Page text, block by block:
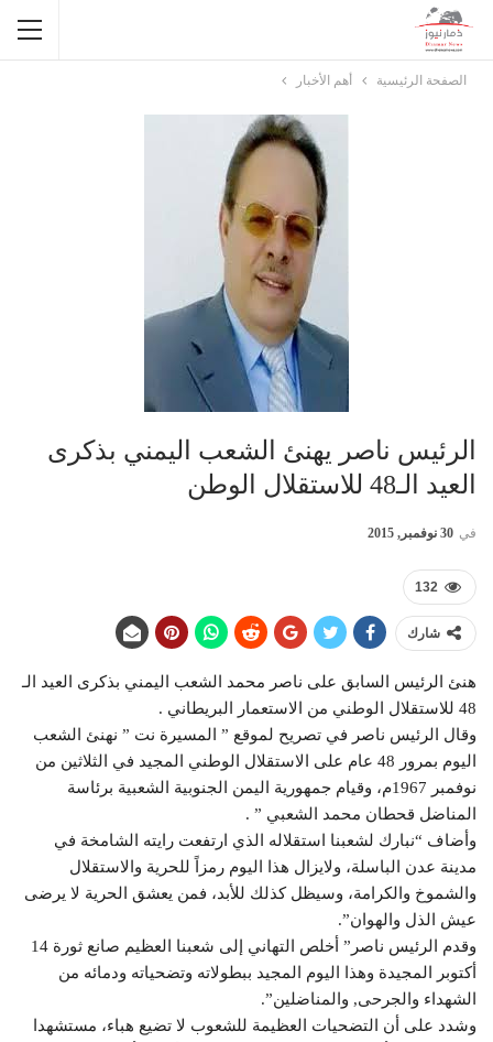
الصفحة الرئيسية أهم الأخبار
الرئيس ناصر يهنئ الشعب اليمني بذكرى
العيد الـ48 للاستقلال الوطن
في 30 نوفمبر, 2015
132
شارك
هنئ الرئيس السابق على ناصر محمد الشعب اليمني بذكرى العيد الـ
48 للاستقلال الوطني من الاستعمار البريطاني .
وقال الرئيس ناصر في تصريح لموقع ” المسيرة نت ” نهنئ الشعب
اليوم بمرور 48 عام على الاستقلال الوطني المجيد في الثلاثين من
نوفمبر 1967م، وقيام جمهورية اليمن الجنوبية الشعبية برئاسة
المناضل قحطان محمد الشعبي ” .
وأضاف “نبارك لشعبنا استقلاله الذي ارتفعت رايته الشامخة في
مدينة عدن الباسلة، ولايزال هذا اليوم رمزاً للحرية والاستقلال
والشموخ والكرامة، وسيظل كذلك للأبد، فمن يعشق الحرية لا يرضى
عيش الذل والهوان”.
وقدم الرئيس ناصر” أخلص التهاني إلى شعبنا العظيم صانع ثورة 14
أكتوبر المجيدة وهذا اليوم المجيد ببطولاته وتضحياته ودمائه من
الشهداء والجرحى, والمناضلين”.
وشدد على أن التضحيات العظيمة للشعوب لا تضيع هباء، مستشهدا